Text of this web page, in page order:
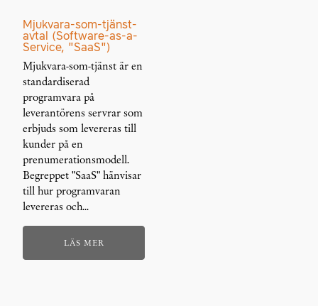
Mjukvara-som-tjänst-
avtal (Software-as-a-
Service, "SaaS")
Mjukvara-som-tjänst är en
standardiserad
programvara på
leverantörens servrar som
erbjuds som levereras till
kunder på en
prenumerationsmodell.
Begreppet "SaaS" hänvisar
till hur programvaran
levereras och…
LÄS MER